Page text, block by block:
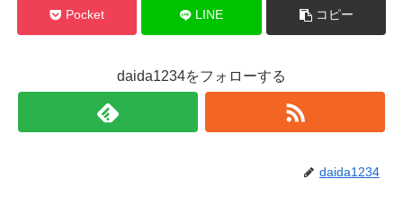
Pocket LINE コピー
daida1234をフォローする
daida1234